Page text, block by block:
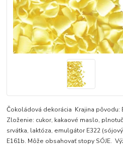
Čokoládová dekorácia Krajina pôvodu:
Zloženie: cukor, kakaové maslo,
srvátka, laktóza, emulgátor E322
E161b. Môže obsahovať stopy SÓJE.